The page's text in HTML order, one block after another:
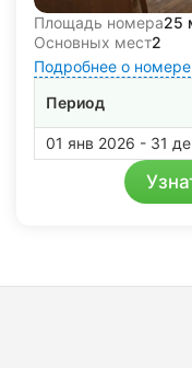
Площадь номера25
Основных мест2
Подробнее о номере
Период
01 янв 2026 - 31